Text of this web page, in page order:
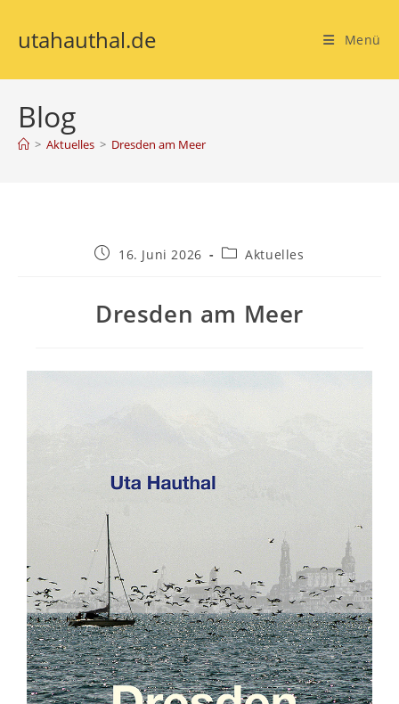
utahauthal.de Menü
Blog
> Aktuelles > Dresden am Meer
16. Juni 2026 Aktuelles
Dresden am Meer